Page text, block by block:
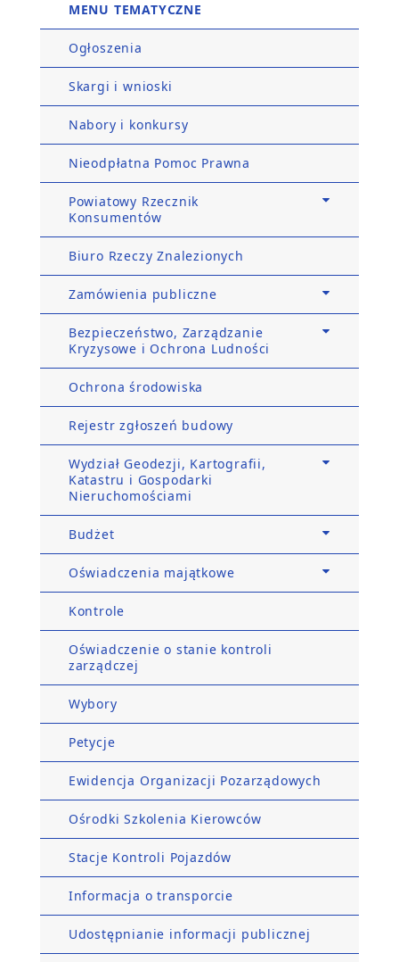
MENU TEMATYCZNE
Ogłoszenia
Skargi i wnioski
Nabory i konkursy
Nieodpłatna Pomoc Prawna
Powiatowy Rzecznik
Konsumentów
Biuro Rzeczy Znalezionych
Zamówienia publiczne
Bezpieczeństwo, Zarządzanie
Kryzysowe i Ochrona Ludności
Ochrona środowiska
Rejestr zgłoszeń budowy
Wydział Geodezji, Kartografii,
Katastru i Gospodarki
Nieruchomościami
Budżet
Oświadczenia majątkowe
Kontrole
Oświadczenie o stanie kontroli
zarządczej
Wybory
Petycje
Ewidencja Organizacji Pozarządowych
Ośrodki Szkolenia Kierowców
Stacje Kontroli Pojazdów
Informacja o transporcie
Udostępnianie informacji publicznej